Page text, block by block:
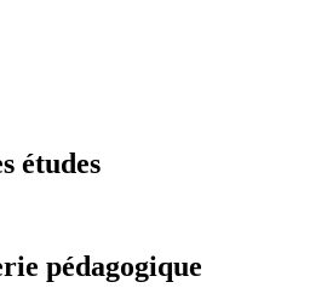
études
pédagogique